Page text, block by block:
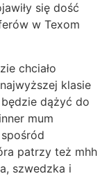
się dość
w Texom
chciało
klasie
dążyć do
mum
patrzy też mhh
szwedzka i